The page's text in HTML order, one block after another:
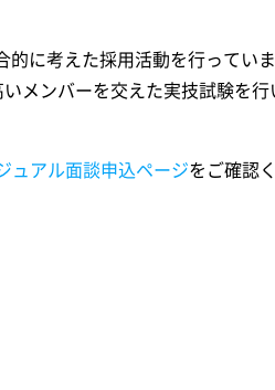
的に考えた採用活動を行ってい
メンバーを交えた実技試験を行
ュアル面談申込ページをご確認